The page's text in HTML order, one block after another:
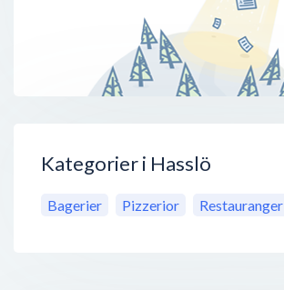
Kategorier i Hasslö
Bagerier Pizzerior Restauranger